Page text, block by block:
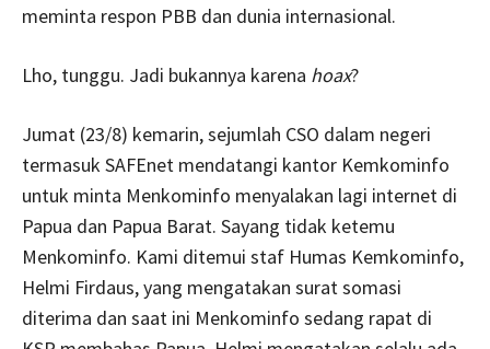
meminta respon PBB dan dunia internasional.
Lho, tunggu. Jadi bukannya karena hoax?
Jumat (23/8) kemarin, sejumlah CSO dalam negeri
termasuk SAFEnet mendatangi kantor Kemkominfo
untuk minta Menkominfo menyalakan lagi internet di
Papua dan Papua Barat. Sayang tidak ketemu
Menkominfo. Kami ditemui staf Humas Kemkominfo,
Helmi Firdaus, yang mengatakan surat somasi
diterima dan saat ini Menkominfo sedang rapat di